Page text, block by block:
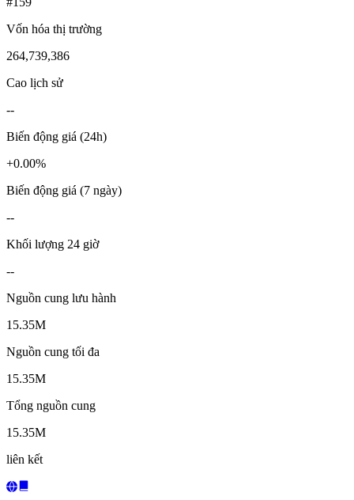
Vốn hóa thị trường
264,739,386
Cao lịch sử
--
Biến động giá (24h)
+0.00%
Biến động giá (7 ngày)
--
Khối lượng 24 giờ
--
Nguồn cung lưu hành
15.35M
Nguồn cung tối đa
15.35M
Tổng nguồn cung
15.35M
liên kết